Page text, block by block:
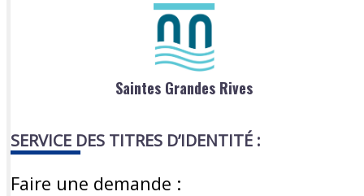
Saintes Grandes Rives
SERVICE DES TITRES D’IDENTITÉ :
Faire une demande :